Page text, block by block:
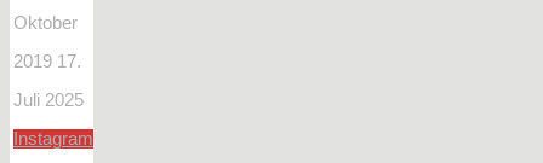
Oktober
2019 17.
Juli 2025
Instagram